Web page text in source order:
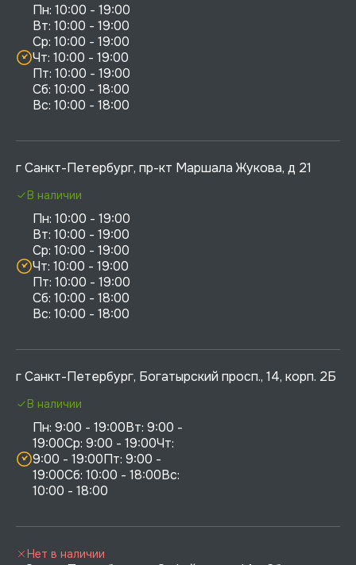
Пн: 10:00 - 19:00
Вт: 10:00 - 19:00
Ср: 10:00 - 19:00
Чт: 10:00 - 19:00
Пт: 10:00 - 19:00
Сб: 10:00 - 18:00
г Санкт-Петербург, пр-кт Маршала Жукова, д 21
Пн: 10:00 - 19:00
Вт: 10:00 - 19:00
Ср: 10:00 - 19:00
Чт: 10:00 - 19:00
Пт: 10:00 - 19:00
Сб: 10:00 - 18:00
В наличии
г Санкт-Петербург, Богатырский просп., 14, корп. 2Б
Пн: 9:00 - 19:00Вт: 9:00 -
19:00Ср: 9:00 - 19:00Чт:
9:00 - 19:00Пт: 9:00 -
19:00Сб: 10:00 - 18:00Вс:
10:00 - 18:00
В наличии
Нет в наличии